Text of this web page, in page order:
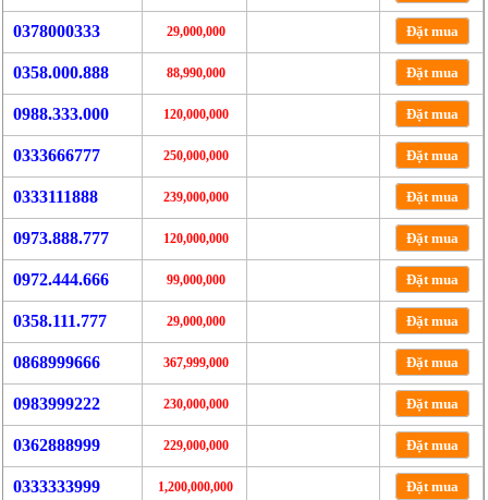
0378000333 29,000,000 Đặt mua
0358.000.888 88,990,000 Đặt mua
0988.333.000 120,000,000 Đặt mua
0333666777 250,000,000 Đặt mua
0333111888 239,000,000 Đặt mua
0973.888.777 120,000,000 Đặt mua
0972.444.666 99,000,000 Đặt mua
0358.111.777 29,000,000 Đặt mua
0868999666 367,999,000 Đặt mua
0983999222 230,000,000 Đặt mua
0362888999 229,000,000 Đặt mua
0333333999 1,200,000,000 Đặt mua